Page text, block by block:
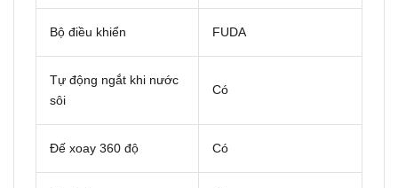
Bộ điều khiển FUDA
Tự động ngắt khi nước
sôi
Có
Đế xoay 360 độ Có